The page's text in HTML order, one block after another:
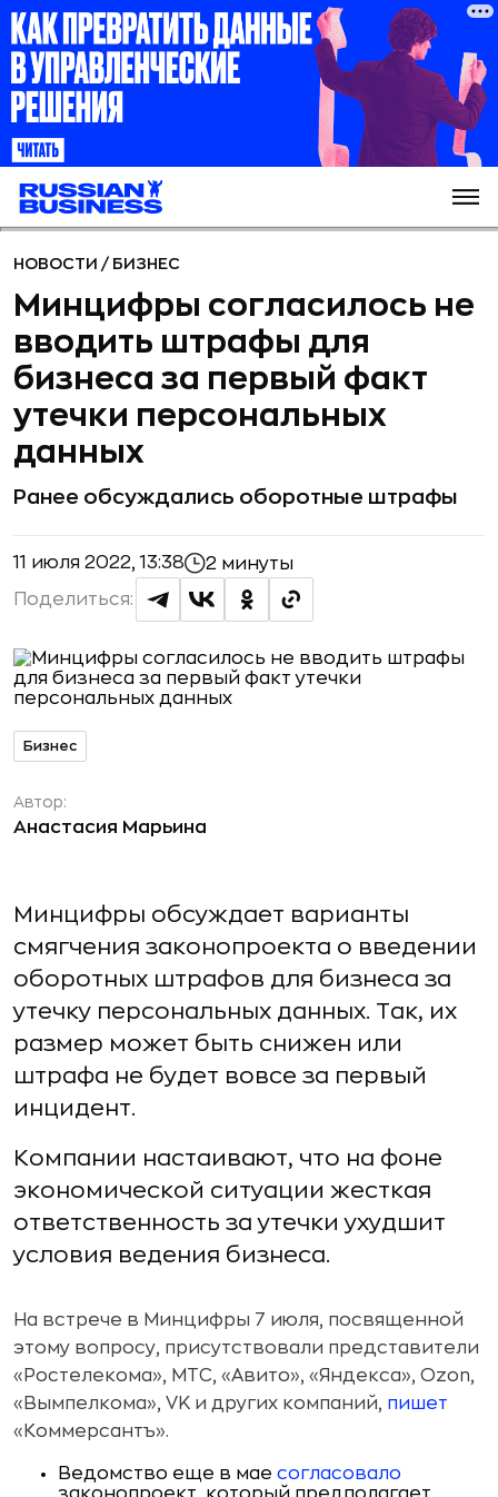
НОВОСТИ / БИЗНЕС
Минцифры согласилось не
вводить штрафы для
бизнеса за первый факт
утечки персональных
данных
Ранее обсуждались оборотные штрафы
11 июля 2022, 13:38 2 минуты
Поделиться:
Бизнес
Автор:
Анастасия Марьина
Минцифры обсуждает варианты
смягчения законопроекта о введении
оборотных штрафов для бизнеса за
утечку персональных данных. Так, их
размер может быть снижен или
штрафа не будет вовсе за первый
инцидент.
Компании настаивают, что на фоне
экономической ситуации жесткая
ответственность за утечки ухудшит
условия ведения бизнеса.
На встрече в Минцифры 7 июля, посвященной
этому вопросу, присутствовали представители
«Ростелекома», МТС, «Авито», «Яндекса», Ozon,
«Вымпелкома», VK и других компаний, пишет
«Коммерсантъ».
Ведомство еще в мае согласовало